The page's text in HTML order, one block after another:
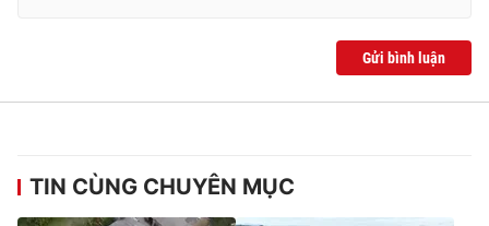
Nguyễn Thị Mỹ Hạnh, Phạm Quốc Thắng,
Tổng đài VTV:024.38 355 931 - 024.38 355 932
toasoan@vtv.vn
Liên hệ quảng cáo: 024-7300.7108
Gửi bình luận
TIN CÙNG CHUYÊN MỤC